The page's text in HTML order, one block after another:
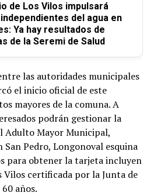
de Los Vilos impulsará
del agua en
Ya hay resultados de
de la Seremi de Salud
las autoridades municipales
el inicio oficial de este
mayores de la comuna. A
podrán gestionar la
Adulto Mayor Municipal,
San Pedro, Longonoval esquina
para obtener la tarjeta incluyen
Vilos certificada por la Junta de
años.